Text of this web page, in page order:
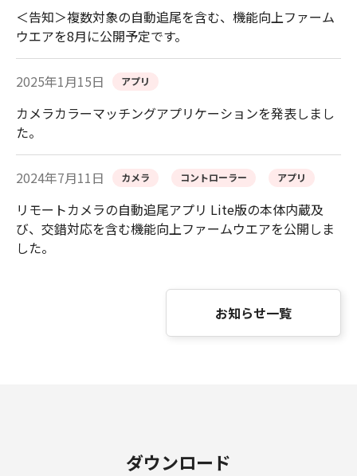
＜告知＞複数対象の自動追尾を含む、機能向上ファーム
ウエアを8月に公開予定です。
2025年1月15日 アプリ
カメラカラーマッチングアプリケーションを発表しまし
た。
2024年7月11日 カメラ コントローラー アプリ
リモートカメラの自動追尾アプリ Lite版の本体内蔵及
び、交錯対応を含む機能向上ファームウエアを公開しま
した。
お知らせ一覧
ダウンロード